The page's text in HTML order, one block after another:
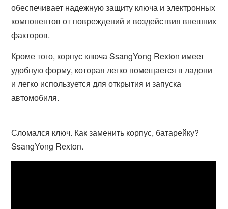
обеспечивает надежную защиту ключа и электронных
компонентов от повреждений и воздействия внешних
факторов.
Кроме того, корпус ключа SsangYong Rexton имеет
удобную форму, которая легко помещается в ладони
и легко используется для открытия и запуска
автомобиля.
Сломался ключ. Как заменить корпус, батарейку?
SsangYong Rexton.